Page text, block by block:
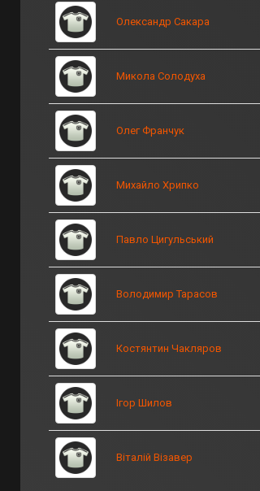
Олександр Сакара
Микола Солодуха
Олег Франчук
Михайло Хрипко
Павло Цигульський
Володимир Тарасов
Костянтин Чакляров
Ігор Шилов
Віталій Візавер